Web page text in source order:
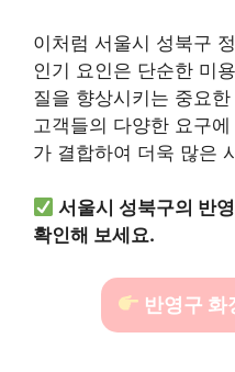
이처럼 서울시 성북구
인기 요인은 단순한 미
질을 향상시키는 중요
고객들의 다양한 요구
가 결합하여 더욱 많은
서울시 성북구의 반
확인해 보세요.
반영구 화